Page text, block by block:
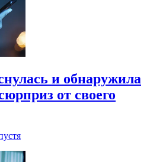
и обнаружила
от своего